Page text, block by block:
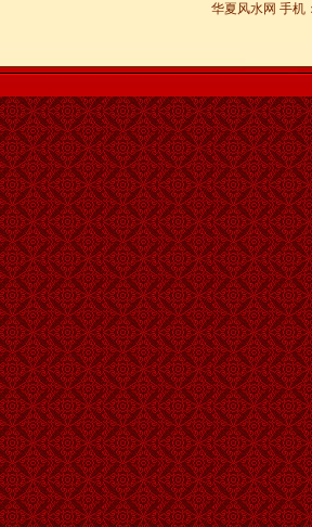
华夏风水网 手机